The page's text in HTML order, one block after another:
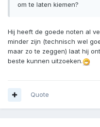
om te laten kiemen?
Hij heeft de goede noten al
minder zijn (technisch wel
maar zo te zeggen) laat hij
beste kunnen uitzoeken.
Quote